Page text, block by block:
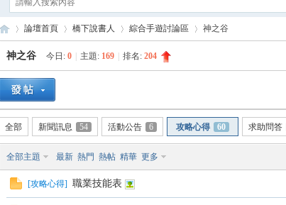
»
論壇首頁 橋下說書人 綜合手遊討論區 神之谷
神之谷 今日: 0 主題: 169 排名: 204
全部 新聞訊息 54 活動公告 6 攻略心得 60 求助問答
全部主題 最新 熱門 熱帖 精華 更多
[攻略心得] 職業技能表